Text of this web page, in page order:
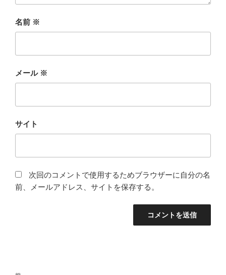
名前 ※
メール ※
サイト
次回のコメントで使用するためブラウザーに自分の名
前、メールアドレス、サイトを保存する。
投